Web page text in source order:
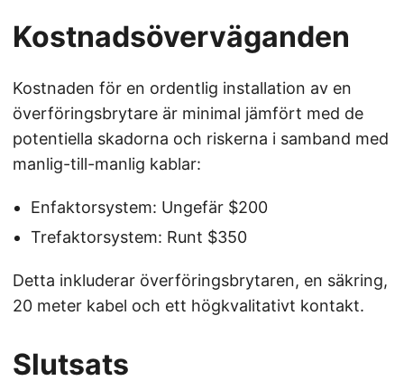
Kostnadsöverväganden
Kostnaden för en ordentlig installation av en
överföringsbrytare är minimal jämfört med de
potentiella skadorna och riskerna i samband med
manlig-till-manlig kablar:
Enfaktorsystem: Ungefär $200
Trefaktorsystem: Runt $350
Detta inkluderar överföringsbrytaren, en säkring,
20 meter kabel och ett högkvalitativt kontakt.
Slutsats